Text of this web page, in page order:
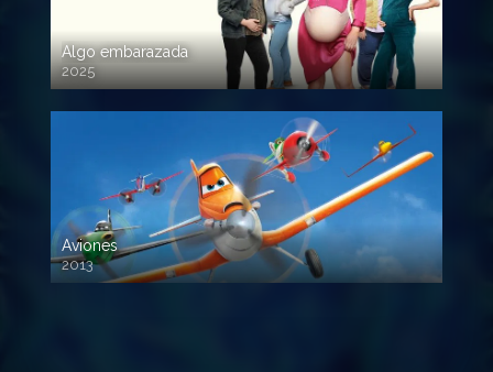
Algo embarazada
2025
720p HD
Aviones
2013
720 HD